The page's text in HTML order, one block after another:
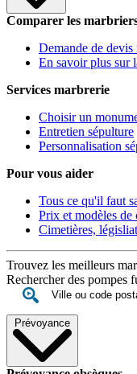
Comparer les
Demande de devis
En savoir plus sur
Services marbrerie
Choisir un
Entretien sépulture
Personnalisation
Pour vous aider
Tous ce qu'il faut
Prix et modèles de
Cimetières,
Trouvez les meilleurs
Rechercher des pompes
Prévoyance